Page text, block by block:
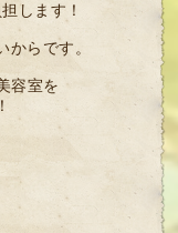
します！
からです。
容室を